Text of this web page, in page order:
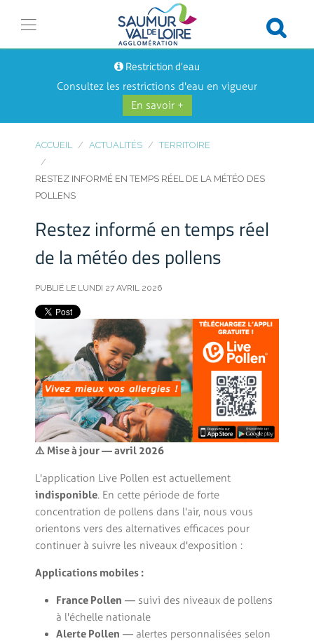
Restriction d'eau
Consultez les restrictions d'eau en vigueur
En savoir +
ACCUEIL ACTUALITÉS TERRITOIRE
RESTEZ INFORMÉ EN TEMPS RÉEL DE LA MÉTÉO DES
POLLENS
Restez informé en temps réel
de la météo des pollens
PUBLIÉ LE LUNDI 27 AVRIL 2026
⚠️ Mise à jour — avril 2026
L'application Live Pollen est actuellement
indisponible. En cette période de forte
concentration de pollens dans l'air, nous vous
orientons vers des alternatives efficaces pour
continuer à suivre les niveaux d'exposition :
Applications mobiles :
France Pollen — suivi des niveaux de pollens
à l'échelle nationale
Alerte Pollen — alertes personnalisées selon